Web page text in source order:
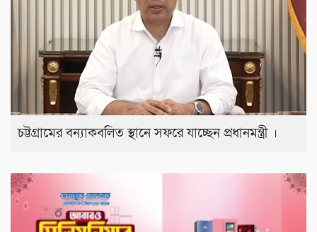
চট্টগ্রামের বন্যাকবলিত স্থানে সফরে যাচ্ছেন প্রধানমন্ত্রী ।